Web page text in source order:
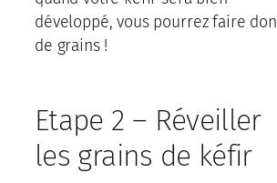
développé, vous pourrez faire don
de grains !
Etape 2 – Réveiller
les grains de kéfir